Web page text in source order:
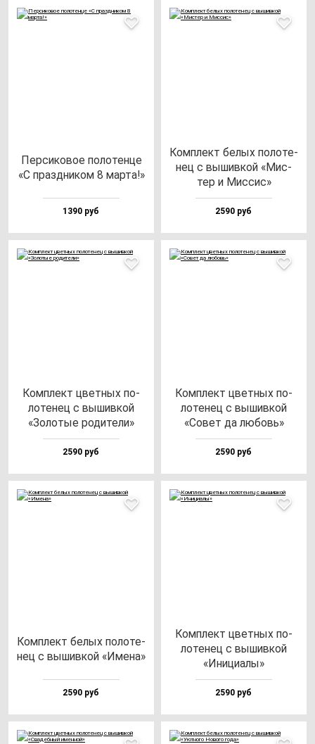
Пер­си­ко­вое по­ло­тен­це
«С праз­дни­ком 8 мар­та!»
1390 руб
Ком­плект бе­лых по­ло­те­
нец с вы­шив­кой «Мис­
тер и Мис­сис»
2590 руб
Ком­плект цвет­ных по­
ло­те­нец с вы­шив­кой
«Золо­тые ро­ди­те­ли»
2590 руб
Ком­плект цвет­ных по­
ло­те­нец с вы­шив­кой
«Совет да лю­бовь»
2590 руб
Ком­плект бе­лых по­ло­те­
нец с вы­шив­кой «Име­на»
2590 руб
Ком­плект цвет­ных по­
ло­те­нец с вы­шив­кой
«Ини­ци­алы»
2590 руб